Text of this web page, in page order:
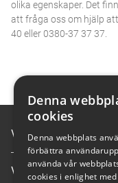
olika egenskaper. Det
att fråga oss om hjälp
40 eller 0380-37 37 37.
Våra tjänster
Våra anläggningar
Denna
cookies
Denna webbplats
förbättra
använda vår
cookies i enlighet